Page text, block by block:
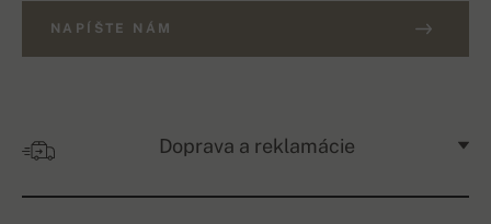
NAPÍŠTE NÁM
Doprava a reklamácie